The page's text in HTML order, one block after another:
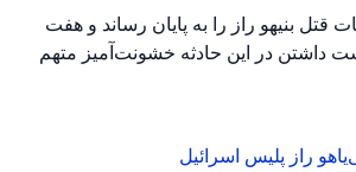
قتل بنیهو راز را به پایان رساند و هفت
داشتن در این حادثه خشونت‌آمیز متهم
راز پلیس اسرائیل